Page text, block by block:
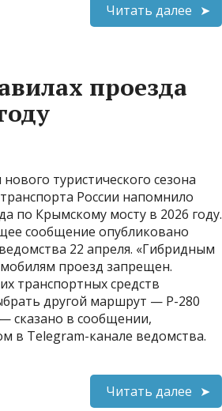
Читать далее
проезда
туристического сезона
России напомнило
по Крымскому мосту в 2026 году.
сообщение опубликовано
22 апреля. «Гибридным
проезд запрещен.
транспортных средств
другой маршрут — Р-280
сказано в сообщении,
в Telegram-канале ведомства.
Читать далее